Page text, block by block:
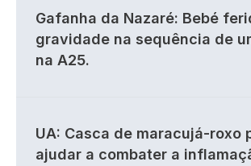
Gafanha da Nazaré: Bebé
gravidade na sequência de
na A25.
UA: Casca de maracujá-roxo
ajudar a combater a